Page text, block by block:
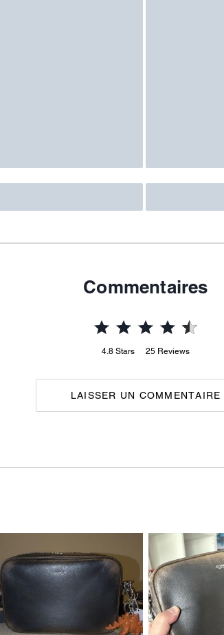
Commentaires
4.8 Stars 25 Reviews
LAISSER UN COMMENTAIRE